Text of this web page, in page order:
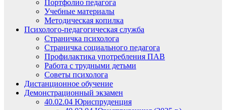
Портфолио педагога
Учебные материалы
Методическая копилка
Психолого-педагогическая служба
Страничка психолога
Страничка социального педагога
Профилактика употребления ПАВ
Работа с трудными детьми
Советы психолога
Дистанционное обучение
Демонстрационный экзамен
40.02.04 Юриспруденция